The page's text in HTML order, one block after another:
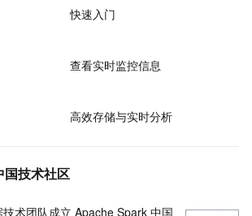
快速入门
查看实时监控信息
高效存储与实时分析
技术社区
术团队成立 Apache Spark 中国